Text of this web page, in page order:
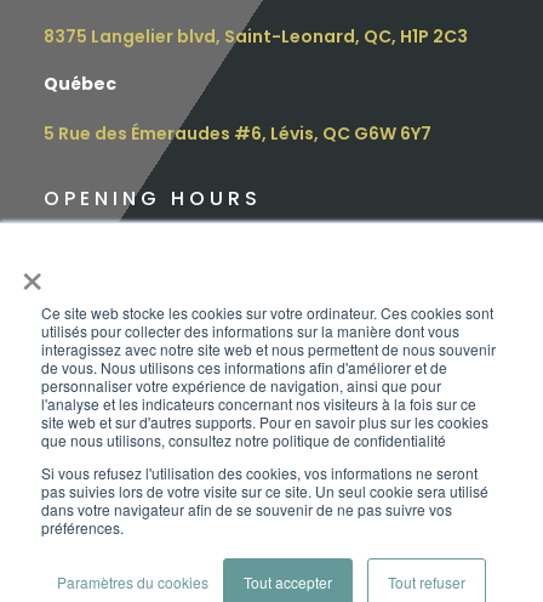
×
Ce site web stocke les cookies sur votre ordinateur. Ces cookies sont
utilisés pour collecter des informations sur la manière dont vous
interagissez avec notre site web et nous permettent de nous souvenir
de vous. Nous utilisons ces informations afin d'améliorer et de
personnaliser votre expérience de navigation, ainsi que pour
l'analyse et les indicateurs concernant nos visiteurs à la fois sur ce
site web et sur d'autres supports. Pour en savoir plus sur les cookies
que nous utilisons, consultez notre politique de confidentialité
Si vous refusez l'utilisation des cookies, vos informations ne seront
pas suivies lors de votre visite sur ce site. Un seul cookie sera utilisé
dans votre navigateur afin de se souvenir de ne pas suivre vos
préférences.
Paramètres du cookies Tout accepter Tout refuser
8375 Langelier blvd, Saint-Leonard, QC, H1P 2C3
Québec
5 Rue des Émeraudes #6, Lévis, QC G6W 6Y7
OPENING HOURS
Wednesday: 12 pm – 5.00 pm
Thursday: 10 am – 6.00 pm
Friday: 9 am – 3.00 pm
Saturday:Appointment only
Copyright | ©Le Baroudeur-Vanpackers | 2026